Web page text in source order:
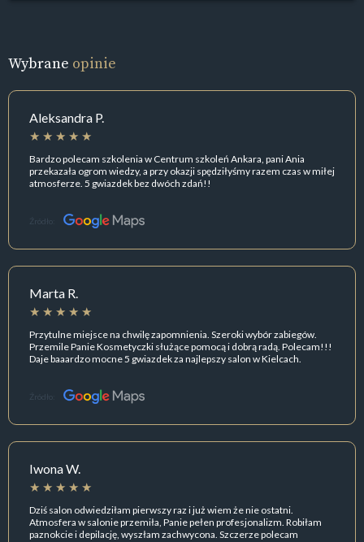
Wybrane opinie
Aleksandra P.
Bardzo polecam szkolenia w Centrum szkoleń Ankara, pani Ania
przekazała ogrom wiedzy, a przy okazji spędziłyśmy razem czas w miłej
atmosferze. 5 gwiazdek bez dwóch zdań!!
Źródło:
Marta R.
Przytulne miejsce na chwilę zapomnienia. Szeroki wybór zabiegów.
Przemile Panie Kosmetyczki służące pomocą i dobrą radą. Polecam!!!
Daje baaardzo mocne 5 gwiazdek za najlepszy salon w Kielcach.
Źródło:
Iwona W.
Dziś salon odwiedziłam pierwszy raz i już wiem że nie ostatni.
Atmosfera w salonie przemiła, Panie pełen profesjonalizm. Robiłam
paznokcie i depilację, wyszłam zachwycona. Szczerze polecam